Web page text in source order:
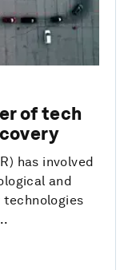
of tech
has involved
and